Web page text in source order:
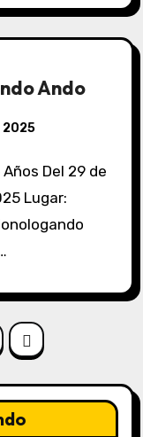
Ando
2025
Lugar: